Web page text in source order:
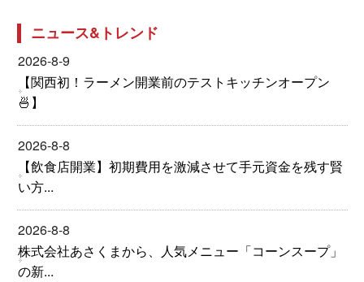
ニュース&トレンド
2026-8-9
【関西初！ラーメン開業前のテストキッチンオープン
🍜】
2026-8-8
【飲食店開業】初期費用を激減させて手元資金を残す賢
い方...
2026-8-8
株式会社あさくまから、人気メニュー「コーンスープ」
の新...